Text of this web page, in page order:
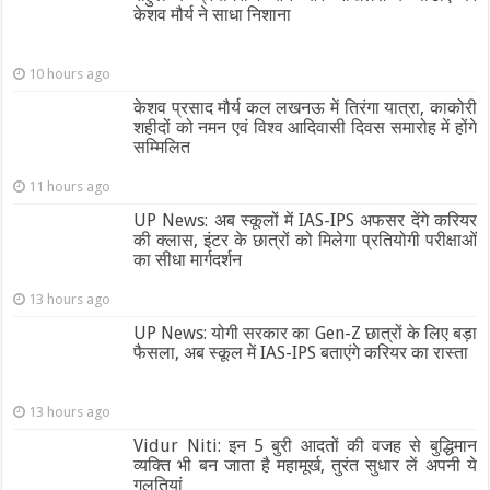
केशव मौर्य ने साधा निशाना
10 hours ago
केशव प्रसाद मौर्य कल लखनऊ में तिरंगा यात्रा, काकोरी
शहीदों को नमन एवं विश्व आदिवासी दिवस समारोह में होंगे
सम्मिलित
11 hours ago
UP News: अब स्कूलों में IAS-IPS अफसर देंगे करियर
की क्लास, इंटर के छात्रों को मिलेगा प्रतियोगी परीक्षाओं
का सीधा मार्गदर्शन
13 hours ago
UP News: योगी सरकार का Gen-Z छात्रों के लिए बड़ा
फैसला, अब स्कूल में IAS-IPS बताएंगे करियर का रास्ता
13 hours ago
Vidur Niti: इन 5 बुरी आदतों की वजह से बुद्धिमान
व्यक्ति भी बन जाता है महामूर्ख, तुरंत सुधार लें अपनी ये
गलतियां